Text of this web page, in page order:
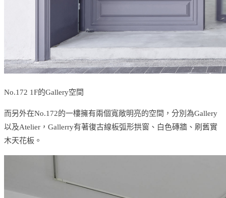
No.172 1F的Gallery空間
而另外在No.172的一樓擁有兩個寬敞明亮的空間，分別為Gallery
以及Atelier，Gallerry有著復古線板弧形拱窗、白色磚牆、刷舊實
木天花板。